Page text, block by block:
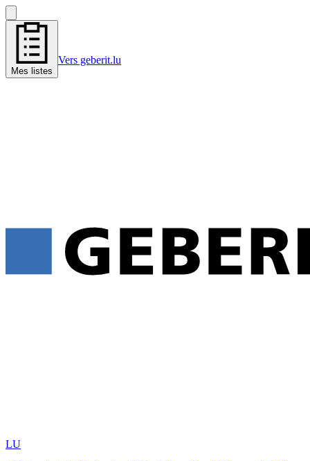
Mes listes
Vers geberit.lu
LU